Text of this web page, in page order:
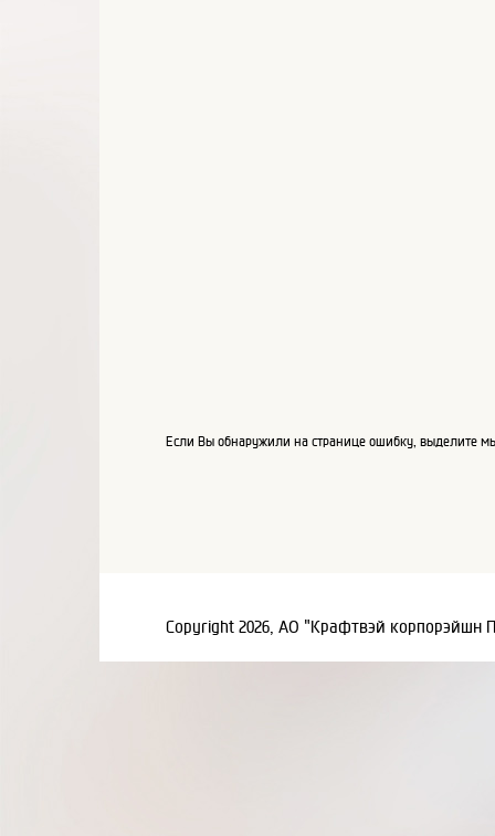
Если Вы обнаружили на странице ошибку, выделите
Copyright 2026, АО "Крафтвэй корпорэйшн